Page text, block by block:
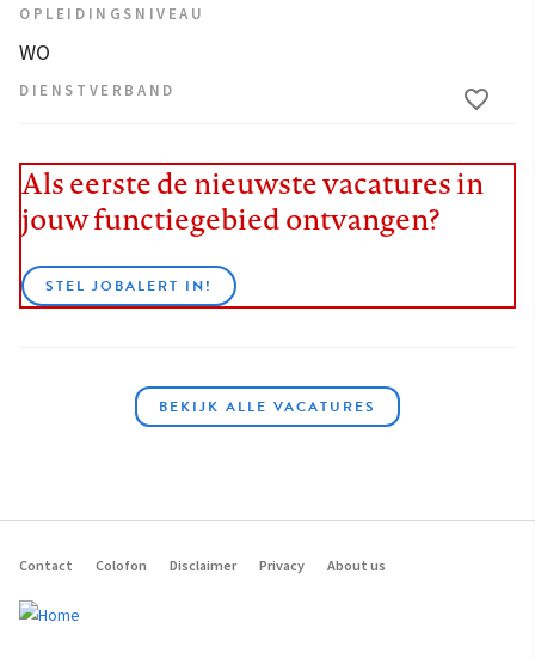
OPLEIDINGSNIVEAU
WO
DIENSTVERBAND
Als eerste de nieuwste vacatures in
jouw functiegebied ontvangen?
STEL JOBALERT IN!
BEKIJK ALLE VACATURES
Footer
navigation
Contact Colofon Disclaimer Privacy About us